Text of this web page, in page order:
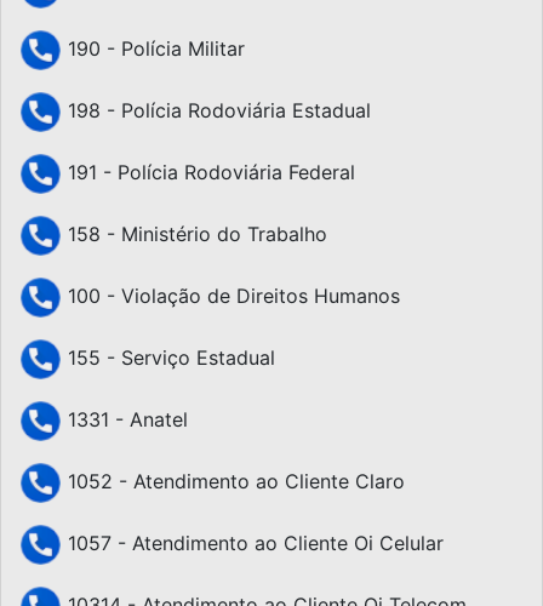
190 - Polícia Militar
198 - Polícia Rodoviária Estadual
191 - Polícia Rodoviária Federal
158 - Ministério do Trabalho
100 - Violação de Direitos Humanos
155 - Serviço Estadual
1331 - Anatel
1052 - Atendimento ao Cliente Claro
1057 - Atendimento ao Cliente Oi Celular